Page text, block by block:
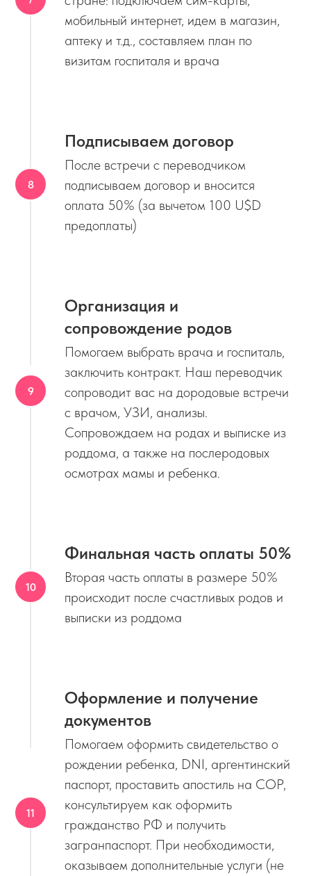
мобильный интернет, идем в магазин,
аптеку и т.д., составляем план по
визитам госпиталя и врача
Подписываем договор
После встречи с переводчиком
подписываем договор и вносится
оплата 50% (за вычетом 100 U$D
предоплаты)
Организация и
сопровождение родов
Помогаем выбрать врача и госпиталь,
заключить контракт. Наш переводчик
сопроводит вас на дородовые встречи
с врачом, УЗИ, анализы.
Сопровождаем на родах и выписке из
роддома, а также на послеродовых
осмотрах мамы и ребенка.
Финальная часть оплаты 50%
Вторая часть оплаты в размере 50%
происходит после счастливых родов и
выписки из роддома
Оформление и получение
документов
Помогаем оформить свидетельство о
рождении ребенка, DNI, аргентинский
паспорт, проставить апостиль на СОР,
консультируем как оформить
гражданство РФ и получить
загранпаспорт. При необходимости,
оказываем дополнительные услуги (не